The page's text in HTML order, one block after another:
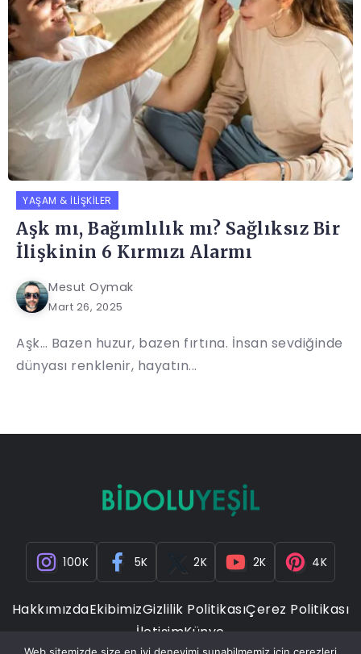
YAŞAM & İLIŞKILER
Aşk mı, Bağımlılık mı? Sağlıksız Bir
İlişkinin 6 Kırmızı Alarmı
Mesut Oymak
Mart 26, 2025
Aşk… Bazen huzur, bazen fırtına. İnsan sevdiğinde
dünyası renklenir, hayatın...
100K 5K 2K 2K 4K
HakkımızdaEkibimizGizlilik PolitikasıÇerez Politikası
İletişimKünye